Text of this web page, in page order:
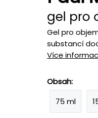
gel pro
Gel pro
substancí
Více
Obsah:
75 ml